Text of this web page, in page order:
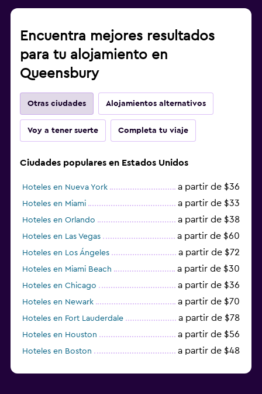
Encuentra mejores resultados
para tu alojamiento en
Queensbury
Otras ciudades Alojamientos alternativos
Voy a tener suerte Completa tu viaje
Ciudades populares en Estados Unidos
Hoteles en Nueva York a partir de $36
Hoteles en Miami a partir de $33
Hoteles en Orlando a partir de $38
Hoteles en Las Vegas a partir de $60
Hoteles en Los Ángeles a partir de $72
Hoteles en Miami Beach a partir de $30
Hoteles en Chicago a partir de $36
Hoteles en Newark a partir de $70
Hoteles en Fort Lauderdale a partir de $78
Hoteles en Houston a partir de $56
Hoteles en Boston a partir de $48